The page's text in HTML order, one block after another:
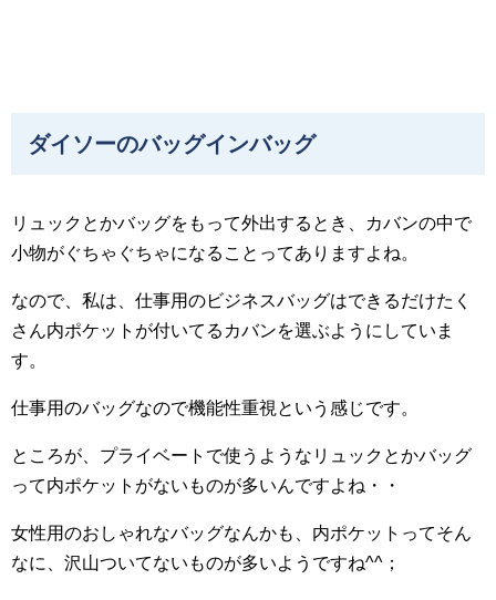
ダイソーのバッグインバッグ
リュックとかバッグをもって外出するとき、カバンの中で
小物がぐちゃぐちゃになることってありますよね。
なので、私は、仕事用のビジネスバッグはできるだけたく
さん内ポケットが付いてるカバンを選ぶようにしていま
す。
仕事用のバッグなので機能性重視という感じです。
ところが、プライベートで使うようなリュックとかバッグ
って内ポケットがないものが多いんですよね・・
女性用のおしゃれなバッグなんかも、内ポケットってそん
なに、沢山ついてないものが多いようですね^^；